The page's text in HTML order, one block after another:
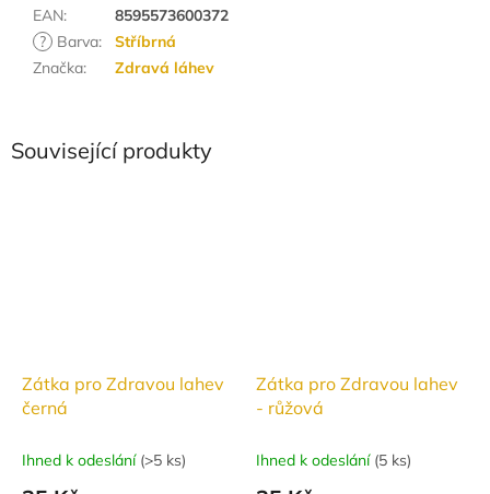
Související produkty
Zátka pro Zdravou lahev
černá
Ihned k odeslání (>5 ks)
Zátka pro Zdravou lahev
- růžová
Ihned k odeslání (5 ks)
EAN:
8595573600372
?
Barva:
Stříbrná
Značka: Zdravá láhev